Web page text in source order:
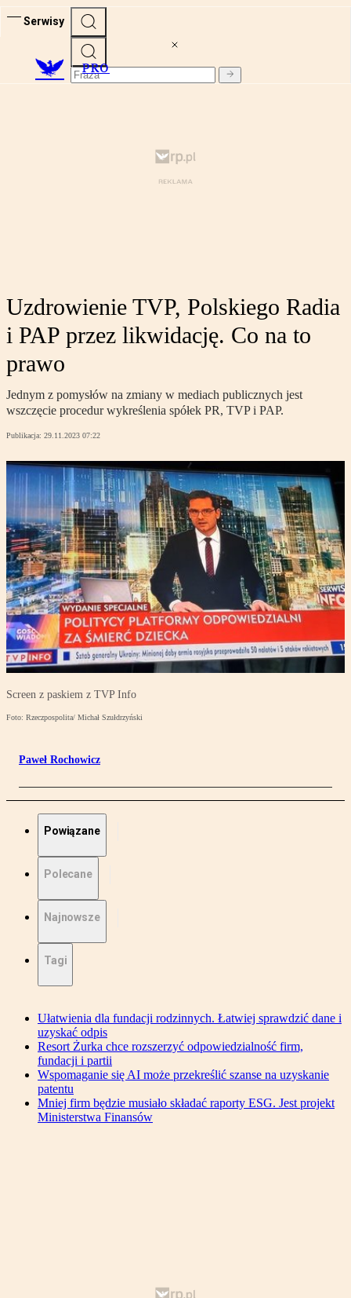
Serwisy
PRO
Uzdrowienie TVP, Polskiego Radia
i PAP przez likwidację. Co na to
prawo
Jednym z pomysłów na zmiany w mediach publicznych jest
wszczęcie procedur wykreślenia spółek PR, TVP i PAP.
Publikacja: 29.11.2023 07:22
Screen z paskiem z TVP Info
Foto: Rzeczpospolita/ Michał Szułdrzyński
Paweł Rochowicz
Powiązane
Polecane
Najnowsze
Tagi
Ułatwienia dla fundacji rodzinnych. Łatwiej sprawdzić dane i
uzyskać odpis
Resort Żurka chce rozszerzyć odpowiedzialność firm,
fundacji i partii
Wspomaganie się AI może przekreślić szanse na uzyskanie
patentu
Mniej firm będzie musiało składać raporty ESG. Jest projekt
Ministerstwa Finansów